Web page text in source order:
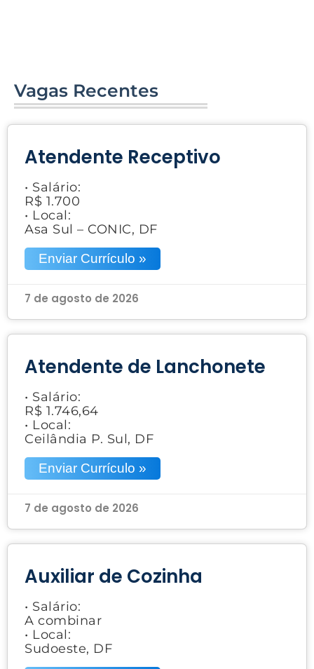
Vagas Recentes
Atendente Receptivo
• Salário:
R$ 1.700
• Local:
Asa Sul – CONIC, DF
Enviar Currículo »
7 de agosto de 2026
Atendente de Lanchonete
• Salário:
R$ 1.746,64
• Local:
Ceilândia P. Sul, DF
Enviar Currículo »
7 de agosto de 2026
Auxiliar de Cozinha
• Salário:
A combinar
• Local:
Sudoeste, DF